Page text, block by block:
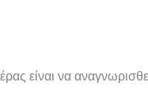
είναι να